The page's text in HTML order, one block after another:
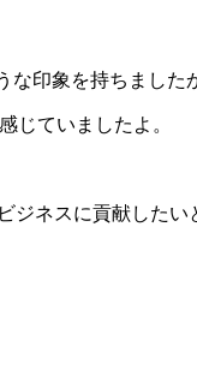
な印象を持ちました
じていました よ。
ジネスに貢献したい